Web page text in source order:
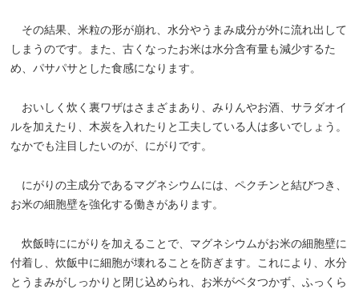
その結果、米粒の形が崩れ、水分やうまみ成分が外に流れ出して
しまうのです。また、古くなったお米は水分含有量も減少するた
め、パサパサとした食感になります。
おいしく炊く裏ワザはさまざまあり、みりんやお酒、サラダオイ
ルを加えたり、木炭を入れたりと工夫している人は多いでしょう。
なかでも注目したいのが、にがりです。
にがりの主成分であるマグネシウムには、ペクチンと結びつき、
お米の細胞壁を強化する働きがあります。
炊飯時ににがりを加えることで、マグネシウムがお米の細胞壁に
付着し、炊飯中に細胞が壊れることを防ぎます。これにより、水分
とうまみがしっかりと閉じ込められ、お米がベタつかず、ふっくら